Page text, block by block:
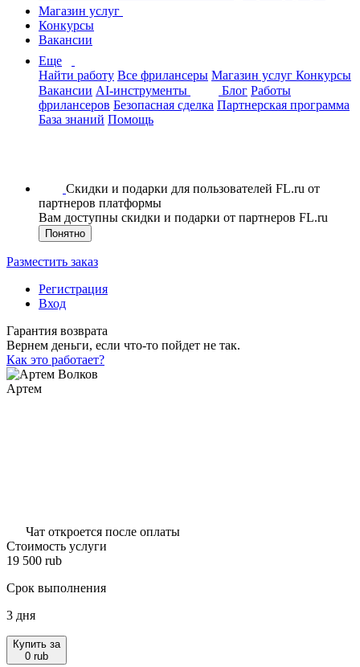
Магазин услуг
Конкурсы
Вакансии
Еще
Найти работу Все фрилансеры Магазин услуг Конкурсы
Вакансии AI-инструменты Блог Работы
фрилансеров Безопасная сделка Партнерская программа
База знаний Помощь
Скидки и подарки для пользователей FL.ru от
партнеров платформы
Вам доступны скидки и подарки от партнеров FL.ru
Понятно
Разместить заказ
Регистрация
Вход
Гарантия возврата
Вернем деньги, если что-то пойдет не так.
Как это работает?
Артем
Чат откроется после оплаты
Стоимость услуги
19 500 rub
Срок выполнения
3 дня
Купить за
0 rub